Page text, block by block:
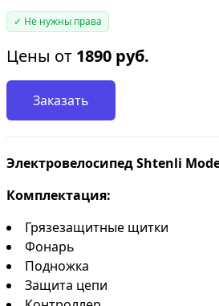
✓ Не нужны права
Цены от 1890 руб.
Заказать
Электровелосипед Shtenli
Комплектация:
Грязезащитные щитки
Фонарь
Подножка
Защита цепи